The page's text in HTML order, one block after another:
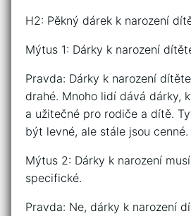
H2: Pěkný dárek k narození
Mýtus 1: Dárky k narození
Pravda: Dárky k narození
drahé. Mnoho lidí dává dárky,
a užitečné pro rodiče a dítě.
být levné, ale stále jsou cenné.
Mýtus 2: Dárky k narození
specifické.
Pravda: Ne, dárky k narození